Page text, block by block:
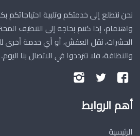
نحن نتطلع إلى خدمتكم وتلبية احتياجاتكم
واهتمام، إذا كنتم بحاجة إلى التنظيف
الحشرات، نقل العفش، أو أي خدمة أخرى
والنظافة، فلا تترددوا في الاتصال بنا اليوم.
تابعنا
فيسبوك
تابعنا
تويتر
أهم الروابط
الرئيسية